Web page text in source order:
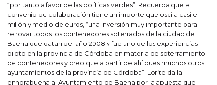
“por tanto a favor de las políticas verdes”. Recuerda que el
convenio de colaboración tiene un importe que oscila casi el
millón y medio de euros, “una inversión muy importante para
renovar todos los contenedores soterrados de la ciudad de
Baena que datan del año 2008 y fue uno de los experiencias
piloto en la provincia de Córdoba en materia de soterramiento
de contenedores y creo que a partir de ahí pues muchos otros
ayuntamientos de la provincia de Córdoba”. Lorite da la
enhorabuena al Ayuntamiento de Baena por la apuesta que